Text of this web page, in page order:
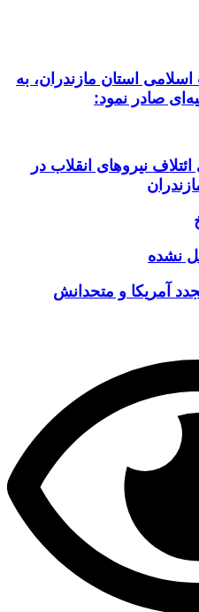
استان مازندران، به
صادر نمود:
نیروهای انقلاب در
نشده
آمریکا و متحدانش